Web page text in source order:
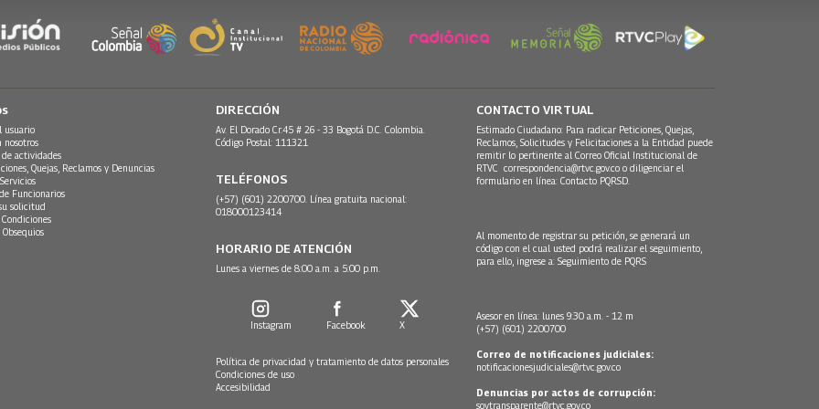
usuario
nosotros
actividades
Quejas, Reclamos y Denuncias
Funcionarios
solicitud
DIRECCIÓN
Av. El Dorado Cr.45 # 26 - 33 Bogotá D.C. Colombia.
Código Postal: 111321
TELÉFONOS
(+57) (601) 2200700. Línea gratuita nacional:
018000123414
HORARIO DE ATENCIÓN
Lunes a viernes de 8:00 a.m. a 5:00 p.m.
Instagram Facebook X
Política de privacidad y tratamiento de datos personales
Condiciones de uso
Accesibilidad
CONTACTO VIRTUAL
Estimado Ciudadano: Para radicar Peticiones, Quejas,
Reclamos, Solicitudes y Felicitaciones a la Entidad puede
remitir lo pertinente al Correo Oficial Institucional de
RTVC correspondencia@rtvc.gov.co o diligenciar el
formulario en línea: Contacto PQRSD.
Al momento de registrar su petición, se generará un
código con el cual usted podrá realizar el seguimiento,
para ello, ingrese a: Seguimiento de PQRS
Asesor en línea: lunes 9:30 a.m. - 12 m
(+57) (601) 2200700
Correo de notificaciones judiciales:
notificacionesjudiciales@rtvc.gov.co
Denuncias por actos de corrupción:
soytransparente@rtvc.gov.co